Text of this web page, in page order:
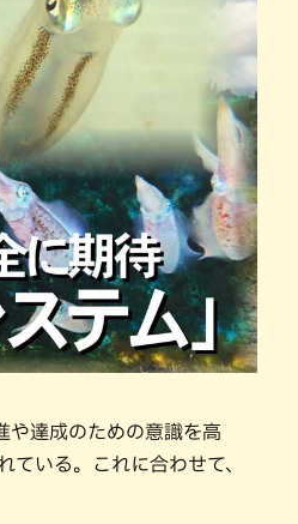
達成のための意識を高
いる。これに合わせて、